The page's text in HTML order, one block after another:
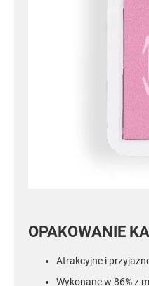
OPAKOWANIE
Atrakcyjne i
Wykonane w 86% z